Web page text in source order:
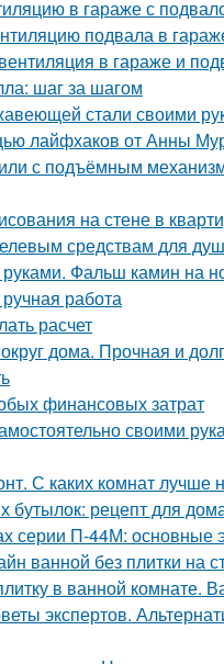
в гараже с
подвала в
в гараже и
шаг за шагом
стали своими
лайфхаков от Анны
с подъёмным
на стене в
средствам для
Фальш камин на
работа
расчет
дома. Прочная и
финансовых затрат
своими
С каких комнат лучше
бутылок: рецепт для
серии П-44М: основные
ванной без плитки на
в ванной комнате.
экспертов.